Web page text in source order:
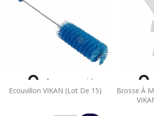
Ecouvillon VIKAN (lot De 15)
 Aperçu rapide
Brosse À
